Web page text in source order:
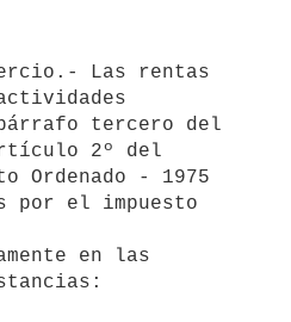
Las rentas
tercero del
2º del
- 1975
por el impuesto
en las